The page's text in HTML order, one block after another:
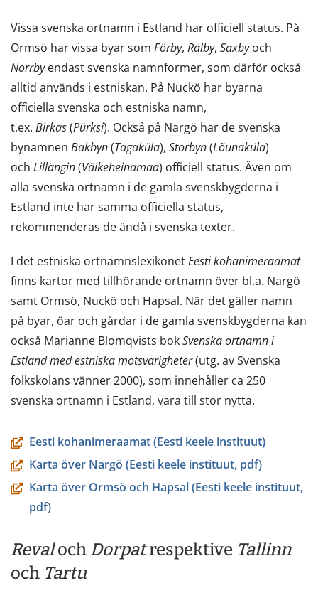
Vissa svenska ortnamn i Estland har officiell status. På
Ormsö har vissa byar som Förby, Rälby, Saxbyoch
Norrbyendast svenska namnformer, som därför också
alltid används i estniskan. På Nuckö har byarna
officiella svenska och estniska namn,
t.ex. Birkas(Pürksi). Också på Nargö har de svenska
bynamnen Bakbyn(Tagaküla), Storbyn(Lõunaküla)
och Lillängin(Väikeheinamaa) officiell status. Även om
alla svenska ortnamn i de gamla svenskbygderna i
Estland inte har samma officiella status,
rekommenderas de ändå i svenska texter.
I det estniska ortnamnslexikonetEesti kohanimeraamat
finns kartor med tillhörande ortnamn över bl.a. Nargö
samt Ormsö, Nuckö och Hapsal. När det gäller namn
på byar, öar och gårdar i de gamla svenskbygderna kan
också Marianne Blomqvists bokSvenska ortnamn i
Estlandmed estniska motsvarigheter(utg. av Svenska
folkskolans vänner 2000), som innehåller ca 250
svenska ortnamn i Estland, vara till stor nytta.
Eesti kohanimeraamat (Eesti keele instituut)
Karta över Nargö (Eesti keele instituut, pdf)
Karta över Ormsö och Hapsal (Eesti keele instituut,
pdf)
Revaloch Dorpatrespektive Tallinn
och Tartu